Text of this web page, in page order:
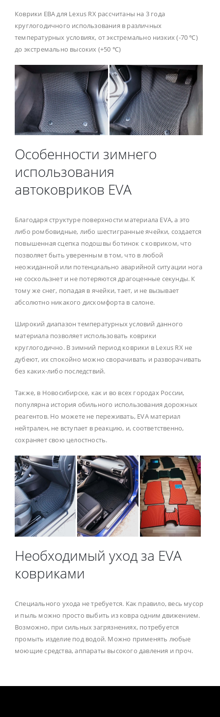
Коврики ЕВА для Lexus RX рассчитаны на 3 года
круглогодичного использования в различных
температурных условиях, от экстремально низких (-70 ℃)
до экстремально высоких (+50 ℃)
Особенности зимнего
использования
автоковриков EVA
Благодаря структуре поверхности материала EVA, а это
либо ромбовидные, либо шестигранные ячейки, создается
повышенная сцепка подошвы ботинок с ковриком, что
позволяет быть уверенным в том, что в любой
неожиданной или потенциально аварийной ситуации нога
не соскользнет и не потеряются драгоценные секунды. К
тому же снег, попадая в ячейки, тает, и не вызывает
абсолютно никакого дискомфорта в салоне.
Широкий диапазон температурных условий данного
материала позволяет использовать коврики
круглогодично. В зимний период коврики в Lexus RX не
дубеют, их спокойно можно сворачивать и разворачивать
без каких-либо последствий.
Также, в Новосибирске, как и во всех городах России,
популярна история обильного использования дорожных
реагентов. Но можете не переживать, EVA материал
нейтрален, не вступает в реакцию, и, соответственно,
сохраняет свою целостность.
Необходимый уход за EVA
ковриками
Специального ухода не требуется. Как правило, весь мусор
и пыль можно просто выбить из ковра одним движением.
Возможно, при сильных загрязнениях, потребуется
промыть изделие под водой. Можно применять любые
моющие средства, аппараты высокого давления и проч.